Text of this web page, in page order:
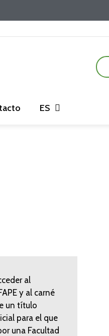
ES
al
y al carné
un título
para el que
una Facultad